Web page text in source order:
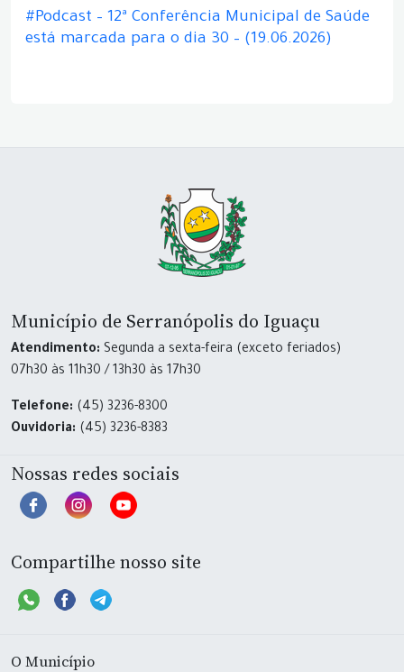
#Podcast – 12ª Conferência Municipal de Saúde
está marcada para o dia 30 – (19.06.2026)
Município de Serranópolis do Iguaçu
Atendimento: Segunda a sexta-feira (exceto feriados)
07h30 às 11h30 / 13h30 às 17h30
Telefone: (45) 3236-8300
Ouvidoria: (45) 3236-8383
Nossas redes sociais
Compartilhe nosso site
O Município